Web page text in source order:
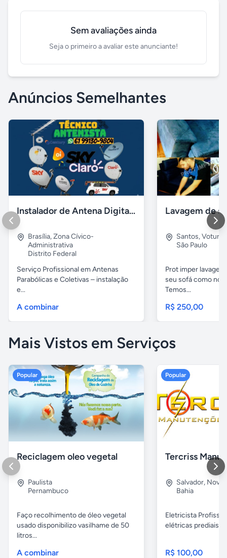
Sem avaliações ainda
Seja o primeiro a avaliar este anunciante!
Anúncios Semelhantes
Instalador de Antena Digital em Brasília
Brasília,Zona Cívico-
Administrativa
Distrito Federal
Serviço Profissional em Antenas
Parabólicas e Coletivas – instalação
e...
A combinar
Santos,Voturua
São Paulo
Prot imper
seu sofá como
Temos...
R$ 250,00
Mais Vistos em Serviços
Popular
Reciclagem oleo vegetal
Paulista
Pernambuco
Faço recolhimento de óleo vegetal
usado disponibilizo vasilhame de 50
litros...
A combinar
Popular
Salvador, Nova
Bahia
Eletricista
elétricas prediais e
R$ 100,00